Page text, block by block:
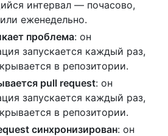
интервал — почасово,
еженедельно.
проблема: он
запускается каждый раз,
в репозитории.
pull request: он
запускается каждый раз,
в репозитории.
синхронизирован: он